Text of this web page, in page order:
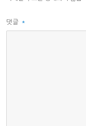
댓글 *